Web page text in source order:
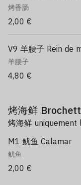
烤香肠
2,00 €
V9 羊腰子 Rein de
羊腰子
4,80 €
烤海鲜
烤海鲜 uniquement
M1 鱿鱼 Calamar
鱿鱼
2,00 €